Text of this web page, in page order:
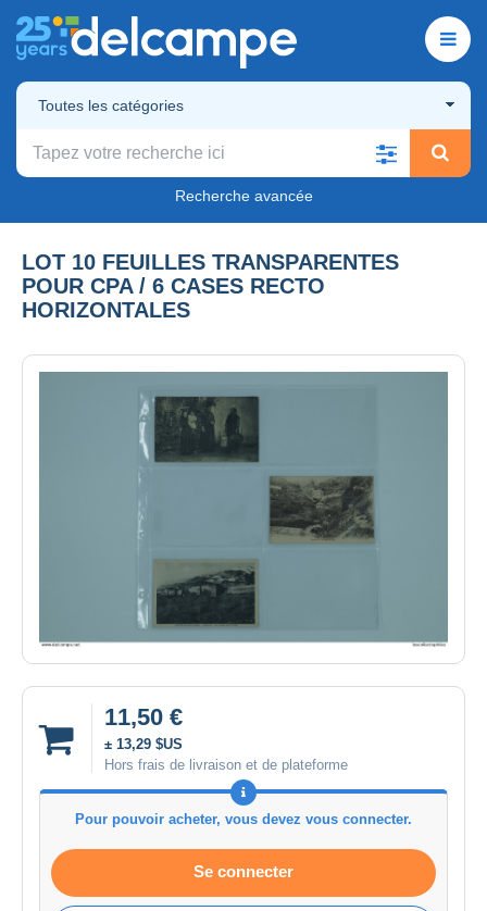
Toutes les catégories
Recherche avancée
LOT 10 FEUILLES TRANSPARENTES
POUR CPA / 6 CASES RECTO
HORIZONTALES
11,50 €
± 13,29 $US
Hors frais de livraison et de plateforme
Pour pouvoir acheter, vous devez vous connecter.
Se connecter